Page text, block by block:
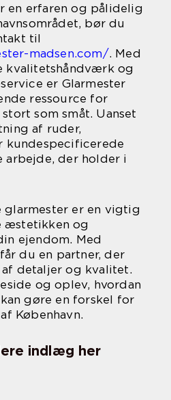
en erfaren og pålidelig
bør du
til
madsen.com/. Med
kvalitetshåndværk og
er Glarmester
ressource for
som småt. Uanset
af ruder,
kundespecificerede
arbejde, der holder i
er en vigtig
æstetikken og
ejendom. Med
du en partner, der
detaljer og kvalitet.
og oplev, hvordan
gøre en forskel for
København.
indlæg her